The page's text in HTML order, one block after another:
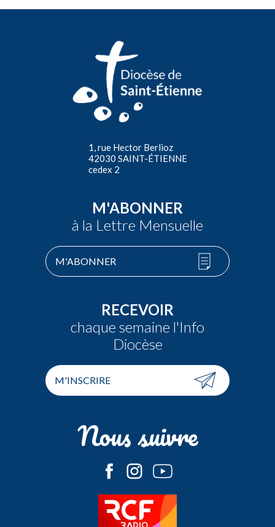
1, rue Hector Berlioz
42030 SAINT-ÉTIENNE
cedex 2
M'ABONNER
à la Lettre Mensuelle
M'ABONNER
RECEVOIR
chaque semaine l'Info
Diocèse
M'INSCRIRE
Nous suivre